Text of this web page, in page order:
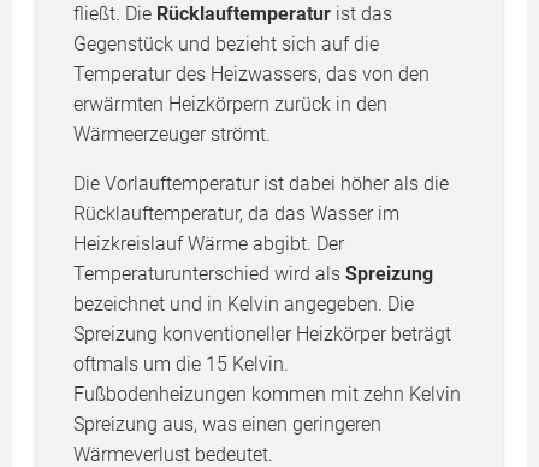
fließt. Die Rücklauftemperatur ist das
Gegenstück und bezieht sich auf die
Temperatur des Heizwassers, das von den
erwärmten Heizkörpern zurück in den
Wärmeerzeuger strömt.
Die Vorlauftemperatur ist dabei höher als die
Rücklauftemperatur, da das Wasser im
Heizkreislauf Wärme abgibt. Der
Temperaturunterschied wird als Spreizung
bezeichnet und in Kelvin angegeben. Die
Spreizung konventioneller Heizkörper beträgt
oftmals um die 15 Kelvin.
Fußbodenheizungen kommen mit zehn Kelvin
Spreizung aus, was einen geringeren
Wärmeverlust bedeutet.